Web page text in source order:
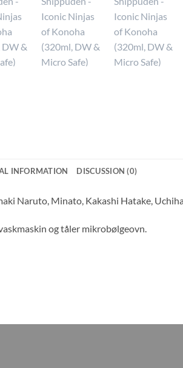
INFORMATION DISCUSSION (0)
Naruto, Minato, Kakashi Hatake,
og tåler mikrobølgeovn.